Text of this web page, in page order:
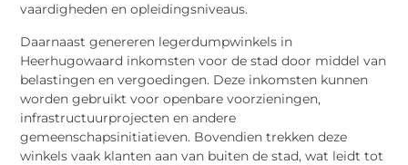
vaardigheden en opleidingsniveaus.
Daarnaast genereren legerdumpwinkels in
Heerhugowaard inkomsten voor de stad door middel van
belastingen en vergoedingen. Deze inkomsten kunnen
worden gebruikt voor openbare voorzieningen,
infrastructuurprojecten en andere
gemeenschapsinitiatieven. Bovendien trekken deze
winkels vaak klanten aan van buiten de stad, wat leidt tot